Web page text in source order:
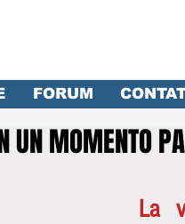
FORUM
UN MOMENTO
La